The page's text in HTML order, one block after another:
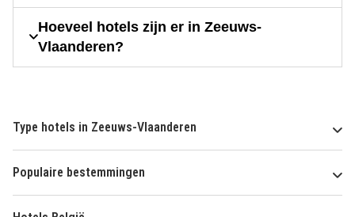
Hoeveel hotels zijn er in Zeeuws-
Vlaanderen?
Type hotels in Zeeuws-Vlaanderen
Populaire bestemmingen